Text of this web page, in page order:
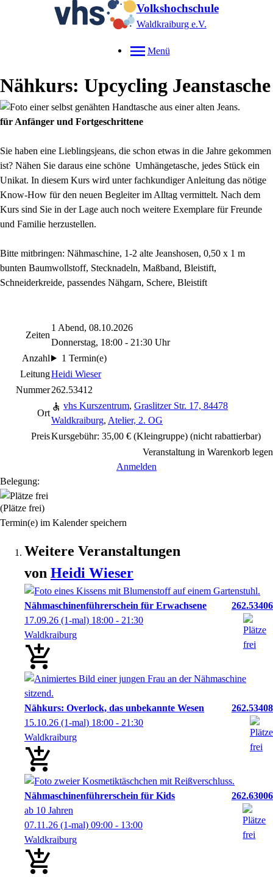
Volkshochschule
Waldkraiburg e.V.
Menü
Nähkurs: Upcycling Jeanstasche
für Anfänger und Fortgeschrittene
Sie haben eine Lieblingsjeans, die schon etwas in die Jahre gekommen
ist? Nähen Sie daraus eine schöne Umhängetasche, jedes Stück ein
Unikat. In diesem Kurs wird unter fachkundiger Anleitung das nötige
Know-How für den neuen Begleiter im Alltag vermittelt. Nach dem
Kurs sind Sie in der Lage auch noch weitere Exemplare für Freunde
und Familie herzustellen.
Bitte mitbringen: Nähmaschine, 1-2 alte Jeanshosen, 0,50 x 1 m
bunten Baumwollstoff, Stecknadeln, Maßband, Bleistift,
Schneiderkreide, passendes Nähgarn, Schere, Bleistift
Zeiten
1 Abend, 08.10.2026
Donnerstag, 18:00 - 21:30 Uhr
Anzahl
1 Termin(e)
LeitungHeidi Wieser
Nummer262.53412
Ort
vhs Kurszentrum, Graslitzer Str. 17, 84478
Waldkraiburg, Atelier, 2. OG
PreisKursgebühr: 35,00 € (Kleingruppe) (nicht rabattierbar)
Veranstaltung in Warenkorb legen
Anmelden
Belegung:
(Plätze frei)
Termin(e) im Kalender speichern
Weitere Veranstaltungen
von Heidi Wieser
Nähmaschinenführerschein für Erwachsene
262.53406
17.09.26 (1-mal) 18:00 - 21:30
Waldkraiburg
Nähkurs: Overlock, das unbekannte Wesen
262.53408
15.10.26 (1-mal) 18:00 - 21:30
Waldkraiburg
Nähmaschinenführerschein für Kids
262.63006
ab 10 Jahren
07.11.26 (1-mal) 09:00 - 13:00
Waldkraiburg